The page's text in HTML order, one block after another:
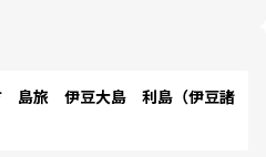
島旅 伊豆大島 利島（伊豆諸